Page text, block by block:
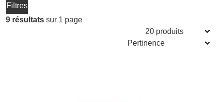
Filtres
9 résultats sur 1 page